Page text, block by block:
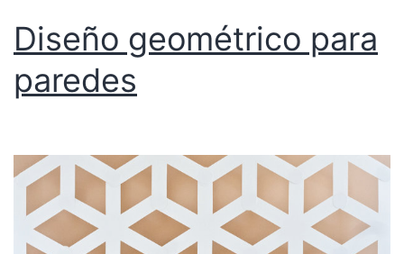
Diseño geométrico para
paredes